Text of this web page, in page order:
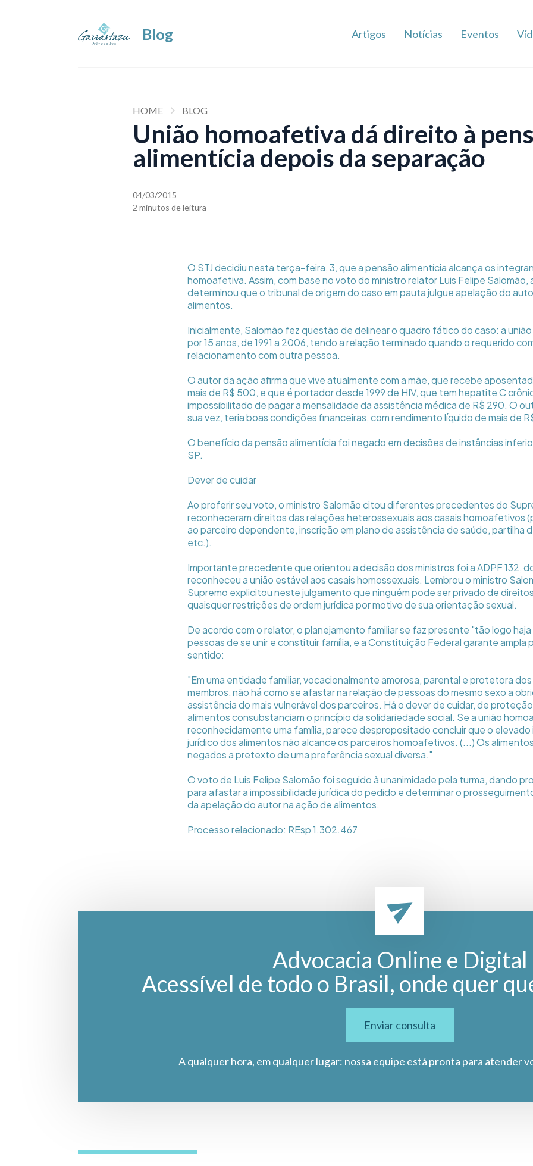
Artigos Notícias Eventos
HOME BLOG
União homoafetiva dá direito à
alimentícia depois da separação
04/03/2015
2 minutos de leitura
O STJ decidiu nesta terça-feira, 3, que a pensão alimentícia alcança os
homoafetiva. Assim, com base no voto do ministro relator Luis Felipe Salomão,
determinou que o tribunal de origem do caso em pauta julgue apelação do
alimentos.
Inicialmente, Salomão fez questão de delinear o quadro fático do caso: a
por 15 anos, de 1991 a 2006, tendo a relação terminado quando o requerido
relacionamento com outra pessoa.
O autor da ação afirma que vive atualmente com a mãe, que recebe
mais de R$ 500, e que é portador desde 1999 de HIV, que tem hepatite C
impossibilitado de pagar a mensalidade da assistência médica de R$ 290. O
sua vez, teria boas condições financeiras, com rendimento líquido de mais de
O benefício da pensão alimentícia foi negado em decisões de instâncias
SP.
Dever de cuidar
Ao proferir seu voto, o ministro Salomão citou diferentes precedentes do
reconheceram direitos das relações heterossexuais aos casais homoafetivos
ao parceiro dependente, inscrição em plano de assistência de saúde, partilha
etc.).
Importante precedente que orientou a decisão dos ministros foi a ADPF 132,
reconheceu a união estável aos casais homossexuais. Lembrou o ministro
Supremo explicitou neste julgamento que ninguém pode ser privado de
quaisquer restrições de ordem jurídica por motivo de sua orientação sexual.
De acordo com o relator, o planejamento familiar se faz presente "tão logo
pessoas de se unir e constituir família, e a Constituição Federal garante
sentido:
"Em uma entidade familiar, vocacionalmente amorosa, parental e protetora
membros, não há como se afastar na relação de pessoas do mesmo sexo a
assistência do mais vulnerável dos parceiros. Há o dever de cuidar, de
alimentos consubstanciam o princípio da solidariedade social. Se a união
reconhecidamente uma família, parece despropositado concluir que o
jurídico dos alimentos não alcance os parceiros homoafetivos. (...) Os
negados a pretexto de uma preferência sexual diversa."
O voto de Luis Felipe Salomão foi seguido à unanimidade pela turma, dando
para afastar a impossibilidade jurídica do pedido e determinar o
da apelação do autor na ação de alimentos.
Processo relacionado: REsp 1.302.467
Advocacia Online e Digital
Acessível de todo o Brasil, onde quer
Enviar consulta
A qualquer hora, em qualquer lugar: nossa equipe está pronta para atender